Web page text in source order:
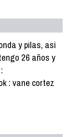
y pilas, asi
26 años y
: vane cortez